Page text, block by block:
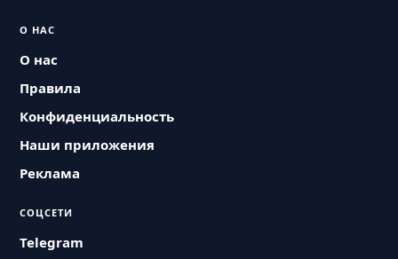
О НАС
О нас
Правила
Конфиденциальность
Наши приложения
Реклама
СОЦСЕТИ
Telegram